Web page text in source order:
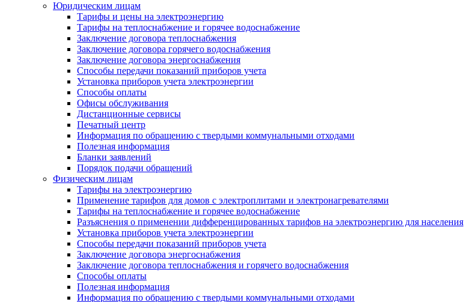
Юридическим лицам
Тарифы и цены на электроэнергию
Тарифы на теплоснабжение и горячее водоснабжение
Заключение договора теплоснабжения
Заключение договора горячего водоснабжения
Заключение договора энергоснабжения
Способы передачи показаний приборов учета
Установка приборов учета электроэнергии
Способы оплаты
Офисы обслуживания
Дистанционные сервисы
Печатный центр
Информация по обращению с твердыми коммунальными отходами
Полезная информация
Бланки заявлений
Порядок подачи обращений
Физическим лицам
Тарифы на электроэнергию
Применение тарифов для домов с электроплитами и электронагревателями
Тарифы на теплоснабжение и горячее водоснабжение
Разъяснения о применении дифференцированных тарифов на электроэнергию для населения
Установка приборов учета электроэнергии
Способы передачи показаний приборов учета
Заключение договора энергоснабжения
Заключение договора теплоснабжения и горячего водоснабжения
Способы оплаты
Полезная информация
Информация по обращению с твердыми коммунальными отходами